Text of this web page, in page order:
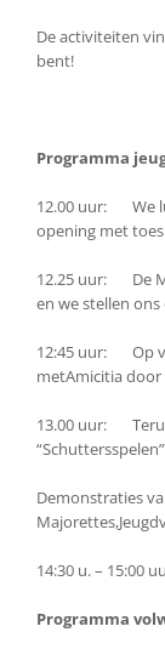
De activiteiten
bent!
Programma
12.00 uur: We
opening met
12.25 uur: De
en we stellen
12:45 uur: Op
metAmicitia door
13.00 uur:
Demonstraties
14:30 u. – 15:00
Programma